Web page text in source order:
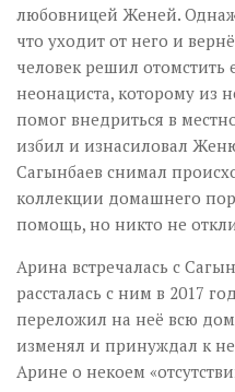
любовницей Женей.
что уходит от него и
человек решил отомстить
неонациста, которому из
помог внедриться в
избил и изнасиловал
Сагынбаев снимал
коллекции домашнего
помощь, но никто не
Арина встречалась с
рассталась с ним в 2017
переложил на неё всю
изменял и принуждал к
Арине о некоем